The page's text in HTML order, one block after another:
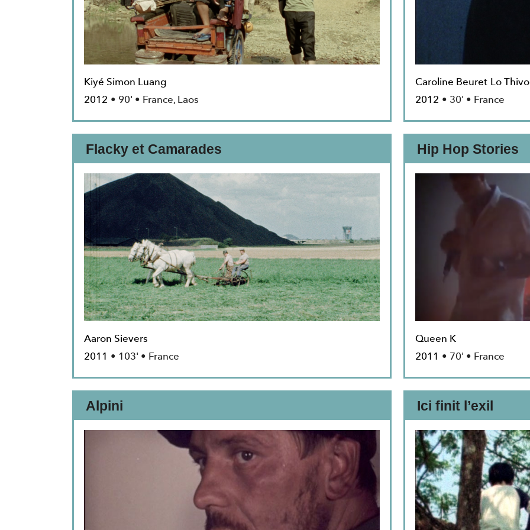
Kiyé Simon Luang
2012 • 90' • France, Laos
Caroline Beuret Lo
2012 • 30' • France
Flacky et Camarades
Aaron Sievers
2011 • 103' • France
Hip Hop Stories
Queen K
2011 • 70' • France
Alpini Ici finit l’exil